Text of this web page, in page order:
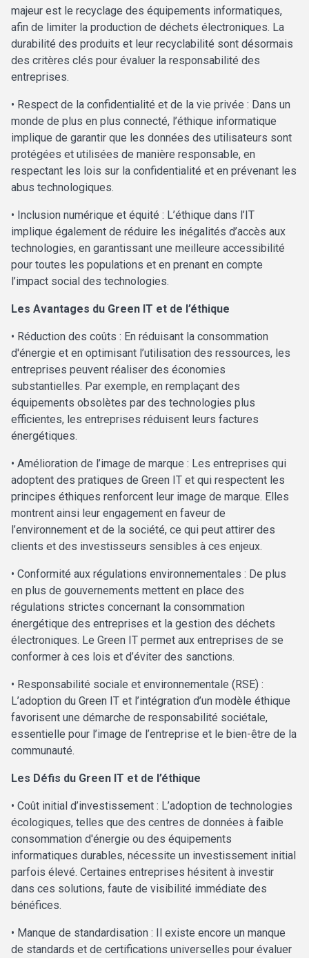
majeur est le recyclage des équipements informatiques,
afin de limiter la production de déchets électroniques. La
durabilité des produits et leur recyclabilité sont désormais
des critères clés pour évaluer la responsabilité des
entreprises.
• Respect de la confidentialité et de la vie privée : Dans un
monde de plus en plus connecté, l’éthique informatique
implique de garantir que les données des utilisateurs sont
protégées et utilisées de manière responsable, en
respectant les lois sur la confidentialité et en prévenant les
abus technologiques.
• Inclusion numérique et équité : L’éthique dans l’IT
implique également de réduire les inégalités d’accès aux
technologies, en garantissant une meilleure accessibilité
pour toutes les populations et en prenant en compte
l’impact social des technologies.
Les Avantages du Green IT et de l’éthique
• Réduction des coûts : En réduisant la consommation
d'énergie et en optimisant l’utilisation des ressources, les
entreprises peuvent réaliser des économies
substantielles. Par exemple, en remplaçant des
équipements obsolètes par des technologies plus
efficientes, les entreprises réduisent leurs factures
énergétiques.
• Amélioration de l’image de marque : Les entreprises qui
adoptent des pratiques de Green IT et qui respectent les
principes éthiques renforcent leur image de marque. Elles
montrent ainsi leur engagement en faveur de
l’environnement et de la société, ce qui peut attirer des
clients et des investisseurs sensibles à ces enjeux.
• Conformité aux régulations environnementales : De plus
en plus de gouvernements mettent en place des
régulations strictes concernant la consommation
énergétique des entreprises et la gestion des déchets
électroniques. Le Green IT permet aux entreprises de se
conformer à ces lois et d’éviter des sanctions.
• Responsabilité sociale et environnementale (RSE) :
L’adoption du Green IT et l’intégration d’un modèle éthique
favorisent une démarche de responsabilité sociétale,
essentielle pour l’image de l’entreprise et le bien-être de la
communauté.
Les Défis du Green IT et de l’éthique
• Coût initial d’investissement : L’adoption de technologies
écologiques, telles que des centres de données à faible
consommation d'énergie ou des équipements
informatiques durables, nécessite un investissement initial
parfois élevé. Certaines entreprises hésitent à investir
dans ces solutions, faute de visibilité immédiate des
bénéfices.
• Manque de standardisation : Il existe encore un manque
de standards et de certifications universelles pour évaluer